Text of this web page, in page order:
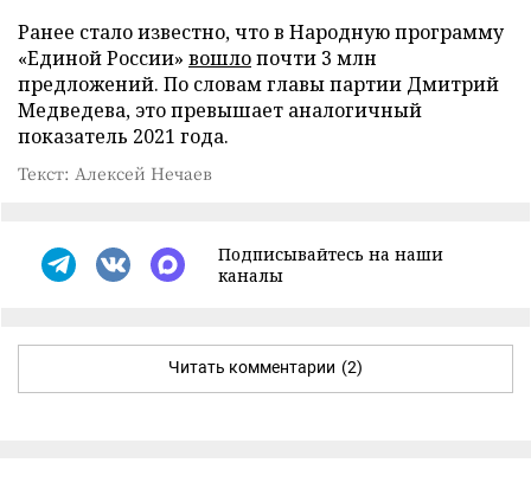
Ранее стало известно, что в Народную программу
«Единой России» вошлопочти 3 млн
предложений. По словам главы партии Дмитрий
Медведева, это превышает аналогичный
показатель 2021 года.
Текст: Алексей Нечаев
Подписывайтесь на наши
каналы
Читать комментарии (2)